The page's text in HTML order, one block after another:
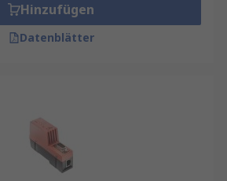
Hinzufügen
Datenblätter